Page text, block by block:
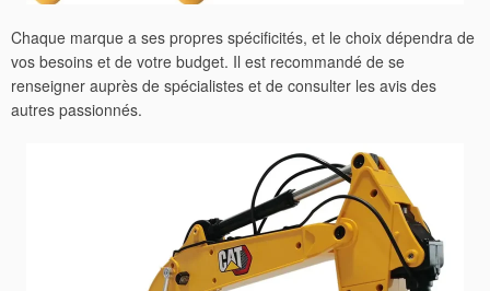
Chaque marque a ses propres spécificités, et le choix dépendra de
vos besoins et de votre budget. Il est recommandé de se
renseigner auprès de spécialistes et de consulter les avis des
autres passionnés.